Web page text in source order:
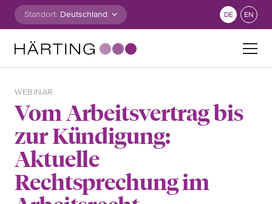
Zum Inhalt springen
Standort: DE EN
WEBINAR
Vom Arbeitsvertrag bis
zur Kündigung:
Aktuelle
Rechtsprechung im